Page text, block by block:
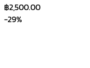
฿2,500.00
-29%